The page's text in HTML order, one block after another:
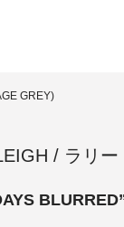
GREY)
/ ラリー